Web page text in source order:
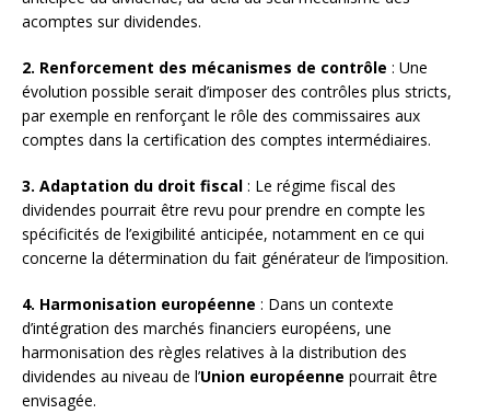
acomptes sur dividendes.
2. Renforcement des mécanismes de contrôle : Une
évolution possible serait d’imposer des contrôles plus stricts,
par exemple en renforçant le rôle des commissaires aux
comptes dans la certification des comptes intermédiaires.
3. Adaptation du droit fiscal : Le régime fiscal des
dividendes pourrait être revu pour prendre en compte les
spécificités de l’exigibilité anticipée, notamment en ce qui
concerne la détermination du fait générateur de l’imposition.
4. Harmonisation européenne : Dans un contexte
d’intégration des marchés financiers européens, une
harmonisation des règles relatives à la distribution des
dividendes au niveau de l’Union européenne pourrait être
envisagée.